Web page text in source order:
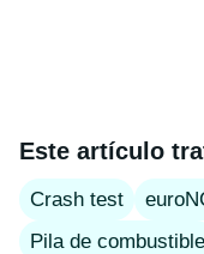
Este artículo
Crash test
Pila de combustible